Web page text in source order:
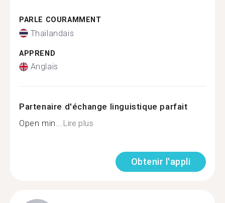
PARLE COURAMMENT
Thaïlandais
APPREND
Anglais
Partenaire d'échange linguistique parfait
Open min...Lire plus
Obtenir l'appli